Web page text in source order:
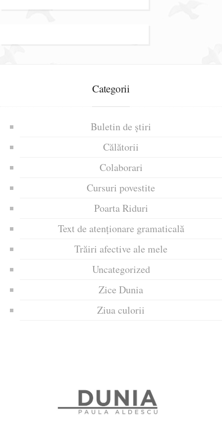
Categorii
Buletin de știri
Călătorii
Colaborari
Cursuri povestite
Poarta Riduri
Text de atenționare gramaticală
Trăiri afective ale mele
Uncategorized
Zice Dunia
Ziua culorii